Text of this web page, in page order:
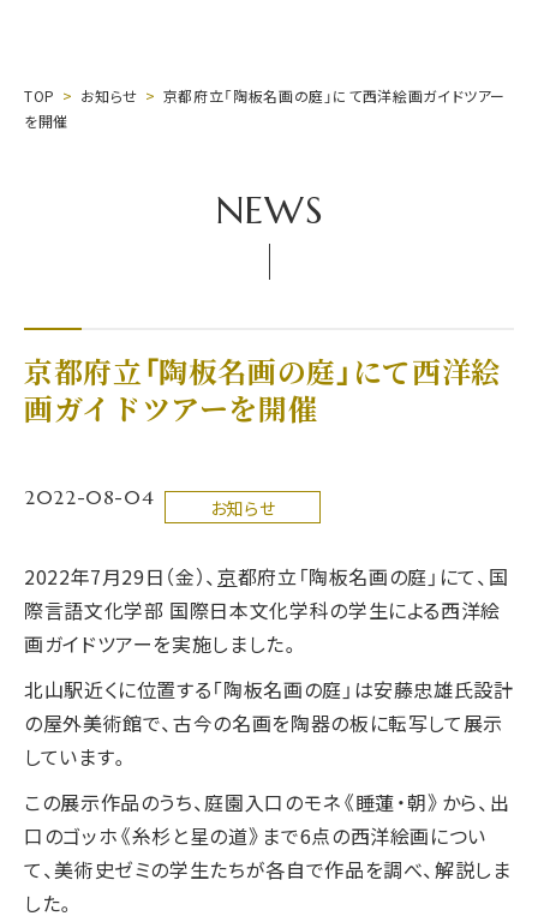
TOP お知らせ
京都府立「陶板名画の庭」にて西洋絵画ガイドツアー
を開催
NEWS
京都府立「陶板名画の庭」にて西洋絵
画ガイドツアーを開催
2022-08-04 お知らせ
2022年7月29日（金）、 京都府立「陶板名画の庭」にて、国
際言語文化学部 国際日本文化学科の学生による西洋絵
画ガイドツアーを実施しました。
北山駅近くに位置する「陶板名画の庭」は安藤忠雄氏設計
の屋外美術館で、古今の名画を陶器の板に転写して展示
しています。
この展示作品のうち、庭園入口のモネ《睡蓮・朝》から、出
口のゴッホ《糸杉と星の道》まで6点の西洋絵画につい
て、美術史ゼミの学生たちが各自で作品を調べ、解説しま
した。